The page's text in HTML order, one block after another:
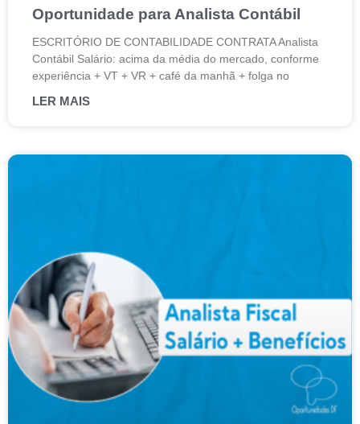
Oportunidade para Analista Contábil
ESCRITÓRIO DE CONTABILIDADE CONTRATA Analista
Contábil Salário: acima da média do mercado, conforme
experiência + VT + VR + café da manhã + folga no
LER MAIS